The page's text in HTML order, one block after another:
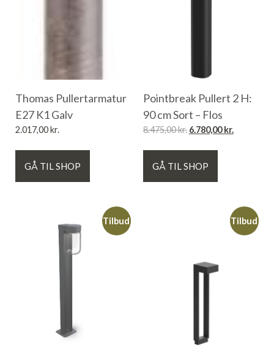
Thomas Pullertarmatur
E27 K1 Galv
2.017,00kr.
GÅ TIL SHOP
Pointbreak Pullert 2 H:
90 cm Sort – Flos
8.475,00kr. 6.780,00kr.
GÅ TIL SHOP
Tilbud Tilbud